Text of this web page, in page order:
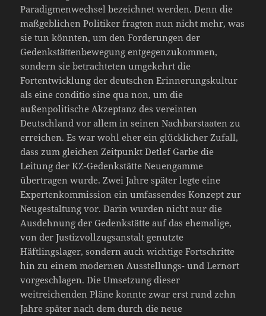
Paradigmenwechsel bezeichnet werden. Denn die
maßgeblichen Politiker fragten nun nicht mehr, was
sie tun könnten, um den Forderungen der
Gedenkstättenbewegung entgegenzukommen,
sondern sie betrachteten umgekehrt die
Fortentwicklung der deutschen Erinnerungskultur
als eine conditio sine qua non, um die
außenpolitische Akzeptanz des vereinten
Deutschland vor allem in seinen Nachbarstaaten zu
erreichen. Es war wohl eher ein glücklicher Zufall,
dass zum gleichen Zeitpunkt Detlef Garbe die
Leitung der KZ-Gedenkstätte Neuengamme
übertragen wurde. Zwei Jahre später legte eine
Expertenkommission ein umfassendes Konzept zur
Neugestaltung vor. Darin wurden nicht nur die
Ausdehnung der Gedenkstätte auf das ehemalige,
von der Justizvollzugsanstalt genutzte
Häftlingslager, sondern auch wichtige Fortschritte
hin zu einem modernen Ausstellungs- und Lernort
vorgeschlagen. Die Umsetzung dieser
weitreichenden Pläne konnte zwar erst rund zehn
Jahre später nach dem durch die neue